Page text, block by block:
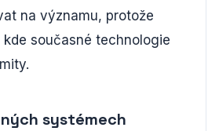
na významu, protože
současné technologie
systémech